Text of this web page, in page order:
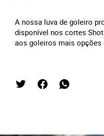
A nossa luva de goleiro
disponível nos cortes
aos goleiros mais opções